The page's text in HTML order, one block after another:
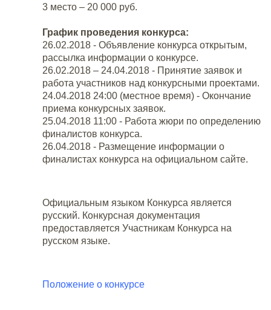
3 место – 20 000 руб.
График проведения конкурса:
26.02.2018 - Объявление конкурса открытым,
рассылка информации о конкурсе.
26.02.2018 – 24.04.2018 - Принятие заявок и
работа участников над конкурсными проектами.
24.04.2018 24:00 (местное время) - Окончание
приема конкурсных заявок.
25.04.2018 11:00 - Работа жюри по определению
финалистов конкурса.
26.04.2018 - Размещение информации о
финалистах конкурса на официальном сайте.
Официальным языком Конкурса является
русский. Конкурсная документация
предоставляется Участникам Конкурса на
русском языке.
Положение о конкурсе